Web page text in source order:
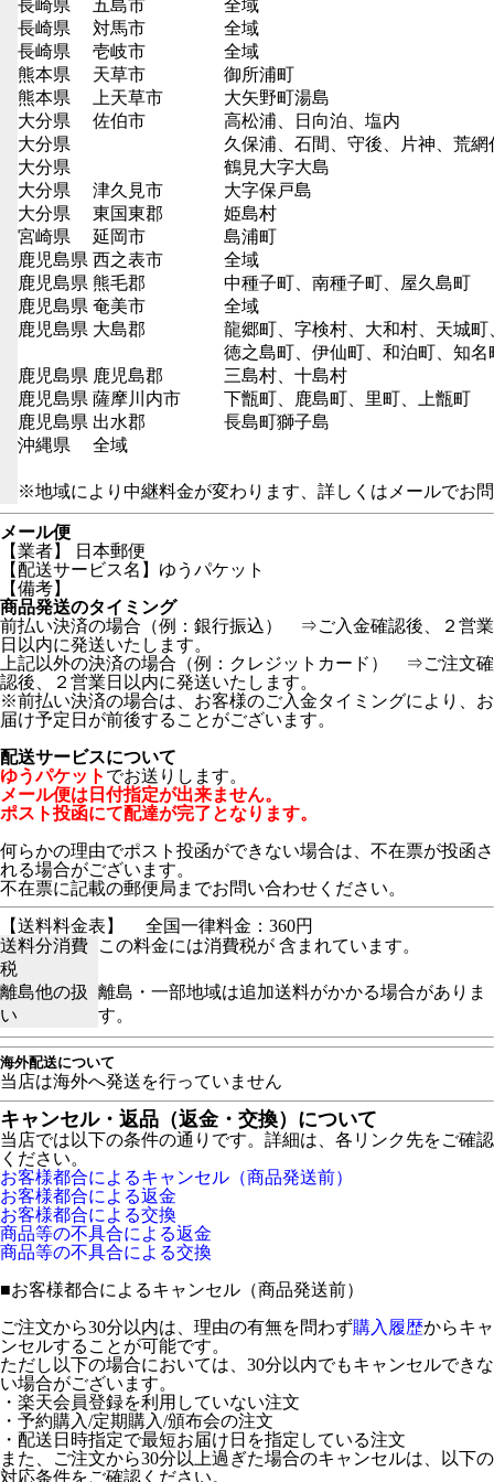
長崎県 五島市
全域
長崎県
対馬市
全域
長崎県
壱岐市
全域
熊本県
天草市
御所浦町
熊本県
上天草市
大矢野町湯島
大分県
佐伯市
高松浦、日向泊、塩内
大分県
久保浦、石間、守後、片神、荒網
大分県
鶴見大字大島
大分県
津久見市
大字保戸島
大分県
東国東郡
姫島村
宮崎県
延岡市
島浦町
鹿児島県 西之表市
全域
鹿児島県 熊毛郡
中種子町、南種子町、屋久島町
鹿児島県 奄美市
全域
鹿児島県 大島郡
龍郷町、字検村、大和村、天城町
徳之島町、伊仙町、和泊町、知
鹿児島県 鹿児島郡
三島村、十島村
鹿児島県 薩摩川内市
下甑町、鹿島町、里町、上甑町
鹿児島県 出水郡
長島町獅子島
沖縄県
全域
※地域により中継料金が変わります、詳しくはメールでお
メール便
【業者】 日本郵便
【配送サービス名】ゆうパケット
【備考】
商品発送のタイミング
前払い決済の場合（例：銀行振込） ⇒ご入金確認後、２営業
日以内に発送いたします。
上記以外の決済の場合（例：クレジットカード） ⇒ご注文確
認後、２営業日以内に発送いたします。
※前払い決済の場合は、お客様のご入金タイミングにより、お
届け予定日が前後することがございます。
配送サービスについて
ゆうパケット でお送りします。
メール便は日付指定が出来ません。
ポスト投函にて配達が完了となります。
何らかの理由でポスト投函ができない場合は、不在票が投函さ
れる場合がございます。
不在票に記載の郵便局までお問い合わせください。
【送料料金表】
全国一律料金：360円
送料分消費
税
この料金には消費税が 含まれています。
離島他の扱
い
離島・一部地域は追加送料がかかる場合がありま
す。
海外配送について
当店は海外へ発送を行っていません
キャンセル・返品（返金・交換）について
当店では以下の条件の通りです。詳細は、各リンク先をご確認
ください。
お客様都合によるキャンセル（商品発送前）
お客様都合による返金
お客様都合による交換
商品等の不具合による返金
商品等の不具合による交換
■お客様都合によるキャンセル（商品発送前）
ご注文から30分以内は、理由の有無を問わず購入履歴からキャ
ンセルすることが可能です。
ただし以下の場合においては、30分以内でもキャンセルできな
い場合がございます。
・楽天会員登録を利用していない注文
・予約購入/定期購入/頒布会の注文
・配送日時指定で最短お届け日を指定している注文
また、ご注文から30分以上過ぎた場合のキャンセルは、以下の
対応条件をご確認ください。